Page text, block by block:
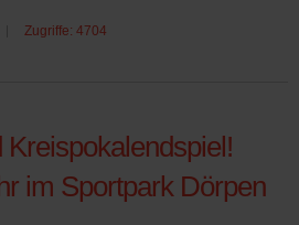
Zugriffe: 4704
im Sportpark Dörpen